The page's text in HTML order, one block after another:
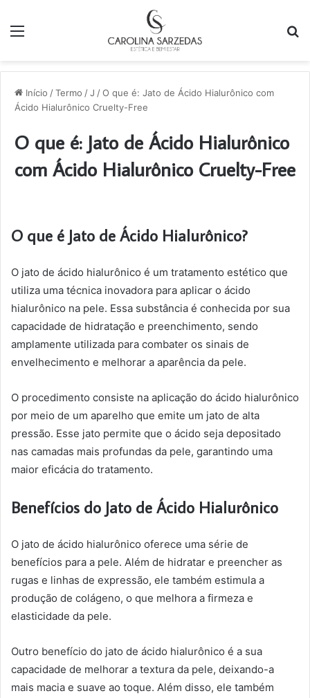
Início /Termo /J /O que é: Jato de Ácido Hialurônico com
Ácido Hialurônico Cruelty-Free
O que é: Jato de Ácido Hialurônico
com Ácido Hialurônico Cruelty-Free
O que é Jato de Ácido Hialurônico?
O jato de ácido hialurônico é um tratamento estético que
utiliza uma técnica inovadora para aplicar o ácido
hialurônico na pele. Essa substância é conhecida por sua
capacidade de hidratação e preenchimento, sendo
amplamente utilizada para combater os sinais de
envelhecimento e melhorar a aparência da pele.
O procedimento consiste na aplicação do ácido hialurônico
por meio de um aparelho que emite um jato de alta
pressão. Esse jato permite que o ácido seja depositado
nas camadas mais profundas da pele, garantindo uma
maior eficácia do tratamento.
Benefícios do Jato de Ácido Hialurônico
O jato de ácido hialurônico oferece uma série de
benefícios para a pele. Além de hidratar e preencher as
rugas e linhas de expressão, ele também estimula a
produção de colágeno, o que melhora a firmeza e
elasticidade da pele.
Outro benefício do jato de ácido hialurônico é a sua
capacidade de melhorar a textura da pele, deixando-a
mais macia e suave ao toque. Além disso, ele também